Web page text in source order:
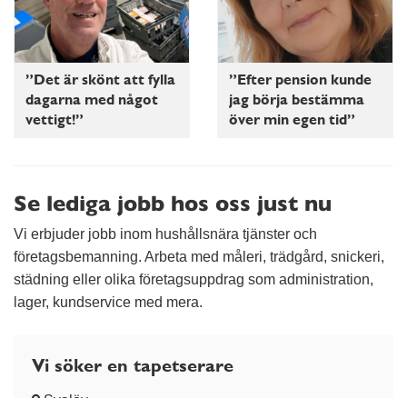
”Det är skönt att fylla
dagarna med något
vettigt!”
”Efter pension kunde
jag börja bestämma
över min egen tid”
Se lediga jobb hos oss just nu
Vi erbjuder jobb inom hushållsnära tjänster och
företagsbemanning. Arbeta med måleri, trädgård, snickeri,
städning eller olika företagsuppdrag som administration,
lager, kundservice med mera.
Vi söker en tapetserare